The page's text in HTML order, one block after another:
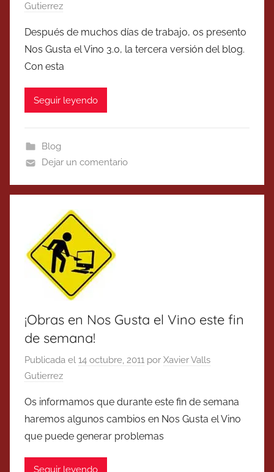
Gutierrez
Después de muchos días de trabajo, os presento
Nos Gusta el Vino 3.0, la tercera versión del blog.
Con esta
Seguir leyendo
Blog
Dejar un comentario
¡Obras en Nos Gusta el Vino este fin
de semana!
Publicada el 14 octubre, 2011 por Xavier Valls
Gutierrez
Os informamos que durante este fin de semana
haremos algunos cambios en Nos Gusta el Vino
que puede generar problemas